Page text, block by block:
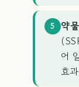
5 약
어
효